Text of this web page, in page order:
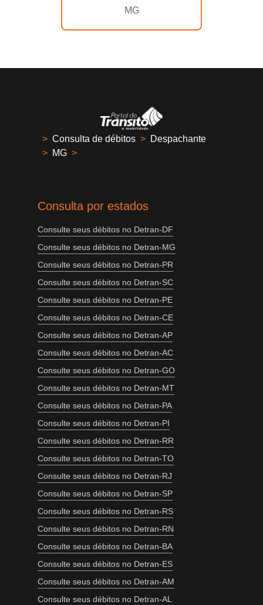
MG
> Consulta de débitos > Despachante
> MG >
Consulta por estados
Consulte seus débitos no Detran-DF
Consulte seus débitos no Detran-MG
Consulte seus débitos no Detran-PR
Consulte seus débitos no Detran-SC
Consulte seus débitos no Detran-PE
Consulte seus débitos no Detran-CE
Consulte seus débitos no Detran-AP
Consulte seus débitos no Detran-AC
Consulte seus débitos no Detran-GO
Consulte seus débitos no Detran-MT
Consulte seus débitos no Detran-PA
Consulte seus débitos no Detran-PI
Consulte seus débitos no Detran-RR
Consulte seus débitos no Detran-TO
Consulte seus débitos no Detran-RJ
Consulte seus débitos no Detran-SP
Consulte seus débitos no Detran-RS
Consulte seus débitos no Detran-RN
Consulte seus débitos no Detran-BA
Consulte seus débitos no Detran-ES
Consulte seus débitos no Detran-AM
Consulte seus débitos no Detran-AL